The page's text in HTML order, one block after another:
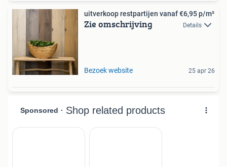
uitverkoop restpartijen vanaf €6,95 p/m²
Zie omschrijving Details
Bezoek website 25 apr 26